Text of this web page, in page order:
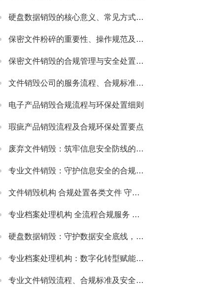
硬盘数据销毁的核心意义、常见方式及安全注意事项
保密文件粉碎的重要性、操作规范及适配场景详解
保密文件销毁的合规管理与安全处置全流程解析
文件销毁公司的服务流程、合规标准及合作适配指南
电子产品销毁合规流程与环保处置细则
瑕疵产品销毁流程及合规环保处置要点
废弃文件销毁：筑牢信息安全防线的必要举措
专业文件销毁：守护信息安全的合规解决方案
文件销毁机构 合规处置各类文件 守护信息安全无忧
专业档案处理机构 全流程合规服务 助力政企档案管理提质增效
硬盘数据销毁：守护数据安全底线，主流服务公司实力解析
专业档案处理机构：数字化转型赋能，主流机构实力与行业发展解析
专业文件销毁流程、合规标准及安全防护指南